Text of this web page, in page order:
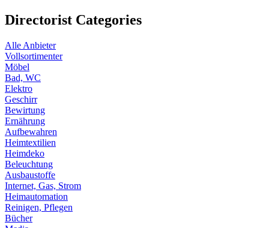
Directorist Categories
Alle Anbieter
Vollsortimenter
Möbel
Bad, WC
Elektro
Geschirr
Bewirtung
Ernährung
Aufbewahren
Heimtextilien
Heimdeko
Beleuchtung
Ausbaustoffe
Internet, Gas, Strom
Heimautomation
Reinigen, Pflegen
Bücher